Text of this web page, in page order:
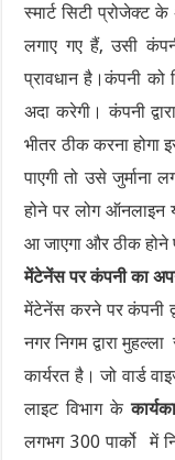
स्मार्ट सिटी प्रोजेक्ट
लगाए गए हैं, उसी
प्रावधान है।कंपनी को
अदा करेगी। कंपनी
भीतर ठीक करना
पाएगी तो उसे जुर्माना
होने पर लोग ऑनलाइन
आ जाएगा और ठीक होने
मेंटेनेंस पर कंपनी का
मेंटेनेंस करने पर कंपनी
नगर निगम द्वारा
कार्यरत है। जो वार्ड
लाइट विभाग के
लगभग 300 पार्को में